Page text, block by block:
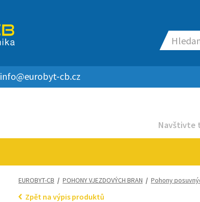
info@eurobyt-cb.cz
Navštivte
EUROBYT-CB / POHONY VJEZDOVÝCH BRAN / Pohony
Zpět na výpis produktů